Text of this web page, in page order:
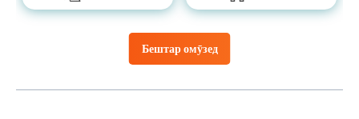
Бештар омӯзед